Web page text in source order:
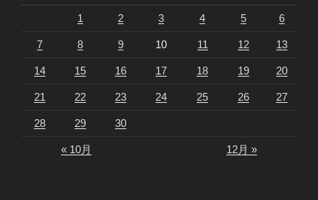
1 2 3 4 5 6
7 8 9 10 11 12 13
14 15 16 17 18 19 20
21 22 23 24 25 26 27
28 29 30
« 10月 12月 »